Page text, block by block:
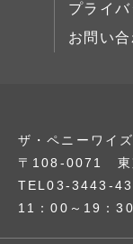
プライ
お問い
ザ・ペニーワイ
〒108-0071 東
TEL03-3443-
11：00～19：